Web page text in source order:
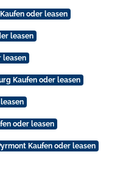
oder leasen
leasen
leasen
Kaufen oder leasen
oder leasen
Kaufen oder leasen